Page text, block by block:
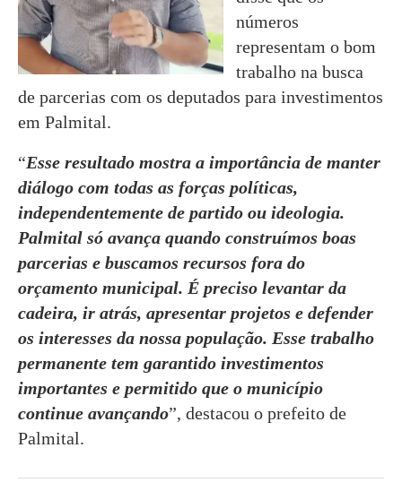
números
representam o bom
trabalho na busca
de parcerias com os deputados para investimentos
em Palmital.
“Esse resultado mostra a importância de manter
diálogo com todas as forças políticas,
independentemente de partido ou ideologia.
Palmital só avança quando construímos boas
parcerias e buscamos recursos fora do
orçamento municipal. É preciso levantar da
cadeira, ir atrás, apresentar projetos e defender
os interesses da nossa população. Esse trabalho
permanente tem garantido investimentos
importantes e permitido que o município
continue avançando”, destacou o prefeito de
Palmital.